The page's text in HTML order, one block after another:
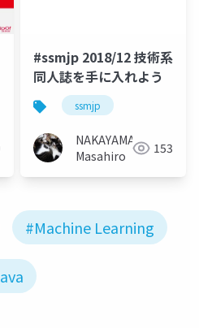
#ssmjp 2018/12 技術系
同人誌を手に入れよう
ssmjp
NAKAYAMA
Masahiro
153
#Machine Learning